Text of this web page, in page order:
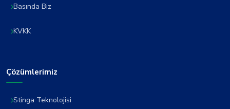
Basında Biz
KVKK
Çözümlerimiz
Stinga Teknolojisi